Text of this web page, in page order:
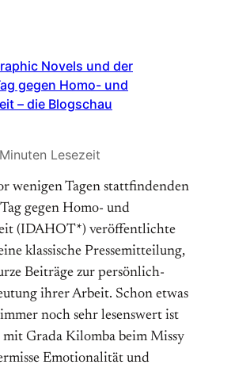
Novels und der
gegen Homo- und
– die Blogschau
Lesezeit
wenigen Tagen stattfindenden
gegen Homo- und
(IDAHOT*) veröffentlichte
klassische Pressemitteilung,
Beiträge zur persönlich-
ihrer Arbeit. Schon etwas
noch sehr lesenswert ist
mit Grada Kilomba beim Missy
Emotionalität und